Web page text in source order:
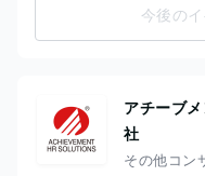
今後の
アチーブ
社
その他コン